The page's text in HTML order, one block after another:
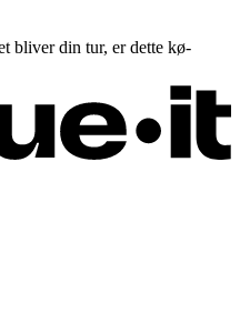
bliver din tur, er dette kø-